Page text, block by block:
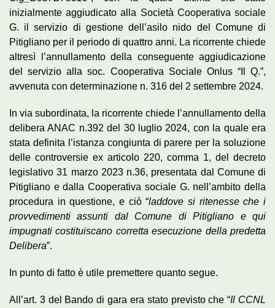
inizialmente aggiudicato alla Società Cooperativa sociale
G. il servizio di gestione dell’asilo nido del Comune di
Pitigliano per il periodo di quattro anni. La ricorrente chiede
altresì l’annullamento della conseguente aggiudicazione
del servizio alla soc. Cooperativa Sociale Onlus “Il Q.”,
avvenuta con determinazione n. 316 del 2 settembre 2024.
In via subordinata, la ricorrente chiede l’annullamento della
delibera ANAC n.392 del 30 luglio 2024, con la quale era
stata definita l’istanza congiunta di parere per la soluzione
delle controversie ex articolo 220, comma 1, del decreto
legislativo 31 marzo 2023 n.36, presentata dal Comune di
Pitigliano e dalla Cooperativa sociale G. nell’ambito della
procedura in questione, e ciò “laddove si ritenesse che i
provvedimenti assunti dal Comune di Pitigliano e qui
impugnati costituiscano corretta esecuzione della predetta
Delibera”.
In punto di fatto è utile premettere quanto segue.
All’art. 3 del Bando di gara era stato previsto che “Il CCNL